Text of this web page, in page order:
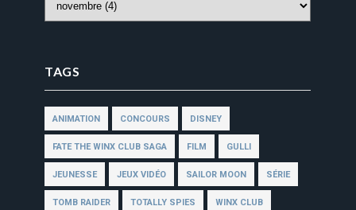
TAGS
ANIMATION CONCOURS DISNEY
FATE THE WINX CLUB SAGA FILM GULLI
JEUNESSE JEUX VIDÉO SAILOR MOON SÉRIE
TOMB RAIDER TOTALLY SPIES WINX CLUB